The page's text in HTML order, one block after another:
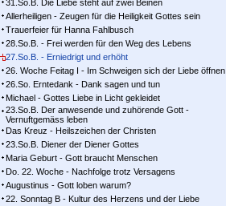
31.So.B. Die Liebe steht auf zwei Beinen
Allerheiligen - Zeugen für die Heiligkeit Gottes sein
Trauerfeier für Hanna Fahlbusch
28.So.B. - Frei werden für den Weg des Lebens
27.So.B. - Erniedrigt und erhöht
26. Woche Feitag I - Im Schweigen sich der Liebe öffnen
26.So. Erntedank - Dank sagen und tun
Michael - Gottes Liebe in Licht gekleidet
23.So.B. Der anwesende und zuhörende Gott -
Vernuftgemäss leben
Das Kreuz - Heilszeichen der Christen
23.So.B. Diener der Diener Gottes
Maria Geburt - Gott braucht Menschen
Do. 22. Woche - Nachfolge trotz Versagens
Augustinus - Gott loben warum?
22. Sonntag B - Kultur des Herzens und der Liebe